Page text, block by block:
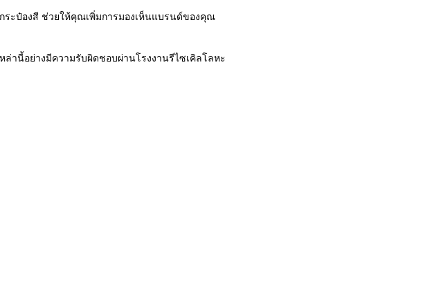
ระป๋องสี ช่วยให้คุณเพิ่มการมองเห็นแบรนด์ของคุณ
านี้อย่างมีความรับผิดชอบผ่านโรงงานรีไซเคิลโลหะ